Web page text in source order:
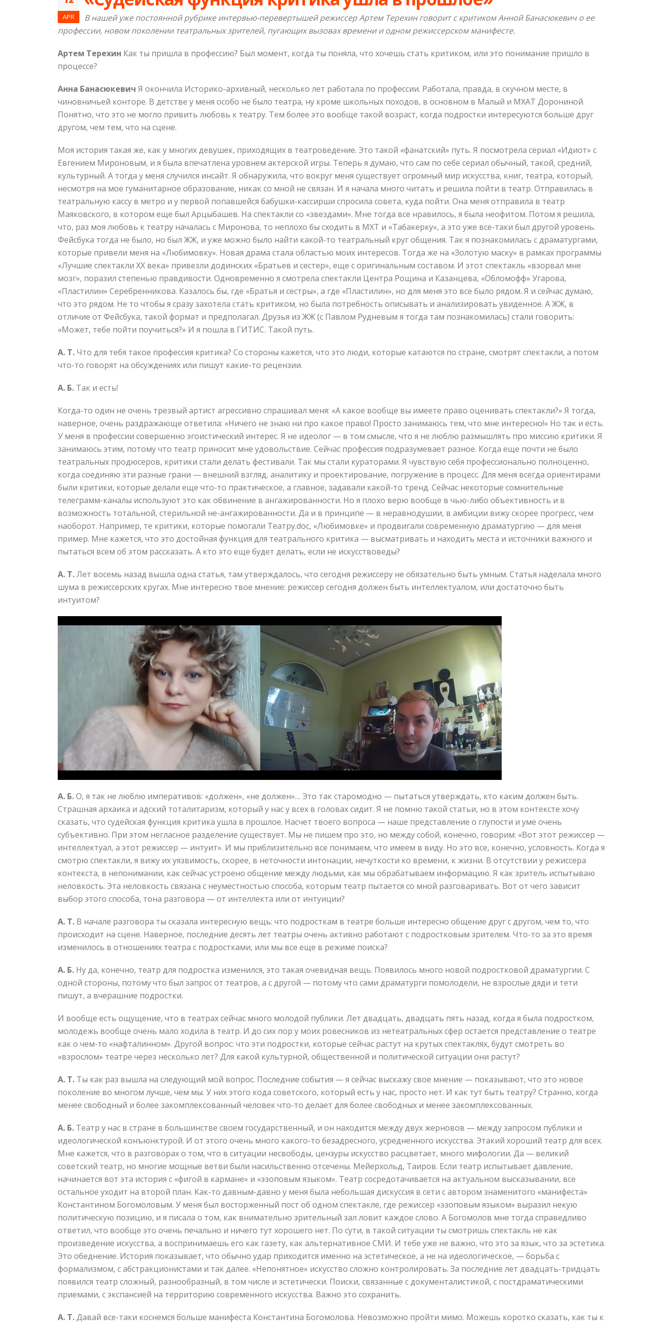
APR
В нашей уже постоянной рубрике интервью-перевертышей режиссер Артем Терехин говорит с критиком Анной Банасюкевич о ее
профессии, новом поколении театральных зрителей, пугающих вызовах времени и одном режиссерском манифесте.
Артем Терехин Как ты пришла в профессию? Был момент, когда ты поняла, что хочешь стать критиком, или это понимание пришло в
процессе?
Анна Банасюкевич Я окончила Историко-архивный, несколько лет работала по профессии. Работала, правда, в скучном месте, в
чиновничьей конторе. В детстве у меня особо не было театра, ну кроме школьных походов, в основном в Малый и МХАТ Дорониной.
Понятно, что это не могло привить любовь к театру. Тем более это вообще такой возраст, когда подростки интересуются больше друг
другом, чем тем, что на сцене.
Моя история такая же, как у многих девушек, приходящих в театроведение. Это такой «фанатский» путь. Я посмотрела сериал «Идиот» с
Евгением Мироновым, и я была впечатлена уровнем актерской игры. Теперь я думаю, что сам по себе сериал обычный, такой, средний,
культурный. А тогда у меня случился инсайт. Я обнаружила, что вокруг меня существует огромный мир искусства, книг, театра, который,
несмотря на мое гуманитарное образование, никак со мной не связан. И я начала много читать и решила пойти в театр. Отправилась в
театральную кассу в метро и у первой попавшейся бабушки-кассирши спросила совета, куда пойти. Она меня отправила в театр
Маяковского, в котором еще был Арцыбашев. На спектакли со «звездами». Мне тогда все нравилось, я была неофитом. Потом я решила,
что, раз моя любовь к театру началась с Миронова, то неплохо бы сходить в МХТ и «Табакерку», а это уже все-таки был другой уровень.
Фейсбука тогда не было, но был ЖЖ, и уже можно было найти какой-то театральный круг общения. Так я познакомилась с драматургами,
которые привели меня на «Любимовку». Новая драма стала областью моих интересов. Тогда же на «Золотую маску» в рамках программы
«Лучшие спектакли XX века» привезли додинских «Братьев и сестер», еще с оригинальным составом. И этот спектакль «взорвал мне
мозг», поразил степенью правдивости. Одновременно я смотрела спектакли Центра Рощина и Казанцева, «Обломофф» Угарова,
«Пластилин» Серебренникова. Казалось бы, где «Братья и сестры», а где «Пластилин», но для меня это все было рядом. Я и сейчас думаю,
что это рядом. Не то чтобы я сразу захотела стать критиком, но была потребность описывать и анализировать увиденное. А ЖЖ, в
отличие от Фейсбука, такой формат и предполагал. Друзья из ЖЖ (с Павлом Рудневым я тогда там познакомилась) стали говорить:
«Может, тебе пойти поучиться?» И я пошла в ГИТИС. Такой путь.
А. Т. Что для тебя такое профессия критика? Со стороны кажется, что это люди, которые катаются по стране, смотрят спектакли, а потом
что-то говорят на обсуждениях или пишут какие-то рецензии.
А. Б. Так и есть!
Когда-то один не очень трезвый артист агрессивно спрашивал меня: «А какое вообще вы имеете право оценивать спектакли?» Я тогда,
наверное, очень раздражающе ответила: «Ничего не знаю ни про какое право! Просто занимаюсь тем, что мне интересно!» Но так и есть.
У меня в профессии совершенно эгоистический интерес. Я не идеолог — в том смысле, что я не люблю размышлять про миссию критики. Я
занимаюсь этим, потому что театр приносит мне удовольствие. Сейчас профессия подразумевает разное. Когда еще почти не было
театральных продюсеров, критики стали делать фестивали. Так мы стали кураторами. Я чувствую себя профессионально полноценно,
когда соединяю эти разные грани — внешний взгляд, аналитику и проектирование, погружение в процесс. Для меня всегда ориентирами
были критики, которые делали еще что-то практическое, а главное, задавали какой-то тренд. Сейчас некоторые сомнительные
телеграмм-каналы используют это как обвинение в ангажированности. Но я плохо верю вообще в чью-либо объективность и в
возможность тотальной, стерильной не-ангажированности. Да и в принципе — в неравнодушии, в амбиции вижу скорее прогресс, чем
наоборот. Например, те критики, которые помогали Театру.doc, «Любимовке» и продвигали современную драматургию — для меня
пример. Мне кажется, что это достойная функция для театрального критика — высматривать и находить места и источники важного и
пытаться всем об этом рассказать. А кто это еще будет делать, если не искусствоведы?
А. Т.Лет восемь назад вышла одна статья, там утверждалось, что сегодня режиссеру не обязательно быть умным. Статья наделала много
шума в режиссерских кругах. Мне интересно твое мнение: режиссер сегодня должен быть интеллектуалом, или достаточно быть
интуитом?
А. Б.О, я так не люблю императивов: «должен», «не должен»… Это так старомодно — пытаться утверждать, кто каким должен быть.
Страшная архаика и адский тоталитаризм, который у нас у всех в головах сидит. Я не помню такой статьи, но в этом контексте хочу
сказать, что судейская функция критика ушла в прошлое. Насчет твоего вопроса — наше представление о глупости и уме очень
субъективно. При этом негласное разделение существует. Мы не пишем про это, но между собой, конечно, говорим: «Вот этот режиссер —
интеллектуал, а этот режиссер — интуит». И мы приблизительно все понимаем, что имеем в виду. Но это все, конечно, условность. Когда я
смотрю спектакли, я вижу их уязвимость, скорее, в неточности интонации, нечуткости ко времени, к жизни. В отсутствии у режиссера
контекста, в непонимании, как сейчас устроено общение между людьми, как мы обрабатываем информацию. Я как зритель испытываю
неловкость. Эта неловкость связана с неуместностью способа, которым театр пытается со мной разговаривать. Вот от чего зависит
выбор этого способа, тона разговора — от интеллекта или от интуиции?
А. Т. В начале разговора ты сказала интересную вещь: что подросткам в театре больше интересно общение друг с другом, чем то, что
происходит на сцене. Наверное, последние десять лет театры очень активно работают с подростковым зрителем. Что-то за это время
изменилось в отношениях театра с подростками, или мы все еще в режиме поиска?
А. Б. Ну да, конечно, театр для подростка изменился, это такая очевидная вещь. Появилось много новой подростковой драматургии. С
одной стороны, потому что был запрос от театров, а с другой — потому что сами драматурги помолодели, не взрослые дяди и тети
пишут, а вчерашние подростки.
И вообще есть ощущение, что в театрах сейчас много молодой публики. Лет двадцать, двадцать пять назад, когда я была подростком,
молодежь вообще очень мало ходила в театр. И до сих пор у моих ровесников из нетеатральных сфер остается представление о театре
как о чем-то «нафталинном». Другой вопрос: что эти подростки, которые сейчас растут на крутых спектаклях, будут смотреть во
«взрослом» театре через несколько лет? Для какой культурной, общественной и политической ситуации они растут?
А. Т. Ты как раз вышла на следующий мой вопрос. Последние события — я сейчас выскажу свое мнение — показывают, что это новое
поколение во многом лучше, чем мы. У них этого кода советского, который есть у нас, просто нет. И как тут быть театру? Странно, когда
менее свободный и более закомплексованный человек что-то делает для более свободных и менее закомплексованных.
А. Б. Театр у нас в стране в большинстве своем государственный, и он находится между двух жерновов — между запросом публики и
идеологической конъюнктурой. И от этого очень много какого-то безадресного, усредненного искусства. Этакий хороший театр для всех.
Мне кажется, что в разговорах о том, что в ситуации несвободы, цензуры искусство расцветает, много мифологии. Да — великий
советский театр, но многие мощные ветви были насильственно отсечены. Мейерхольд, Таиров. Если театр испытывает давление,
начинается вот эта история с «фигой в кармане» и «эзоповым языком». Театр сосредотачивается на актуальном высказывании, все
остальное уходит на второй план. Как-то давным-давно у меня была небольшая дискуссия в сети с автором знаменитого «манифеста»
Константином Богомоловым. У меня был восторженный пост об одном спектакле, где режиссер «эзоповым языком» выразил некую
политическую позицию, и я писала о том, как внимательно зрительный зал ловит каждое слово. А Богомолов мне тогда справедливо
ответил, что вообще это очень печально и ничего тут хорошего нет. По сути, в такой ситуации ты смотришь спектакль не как
произведение искусства, а воспринимаешь его как газету, как альтернативное СМИ. И тебе уже не важно, что это за язык, что за эстетика.
Это обеднение. История показывает, что обычно удар приходится именно на эстетическое, а не на идеологическое, — борьба с
формализмом, с абстракционистами и так далее. «Непонятное» искусство сложно контролировать. За последние лет двадцать-тридцать
появился театр сложный, разнообразный, в том числе и эстетически. Поиски, связанные с документалистикой, с постдраматическими
приемами, с экспансией на территорию современного искусства. Важно это сохранить.
А. Т.Давай все-таки коснемся больше манифеста Константина Богомолова. Невозможно пройти мимо. Можешь коротко сказать, как ты к